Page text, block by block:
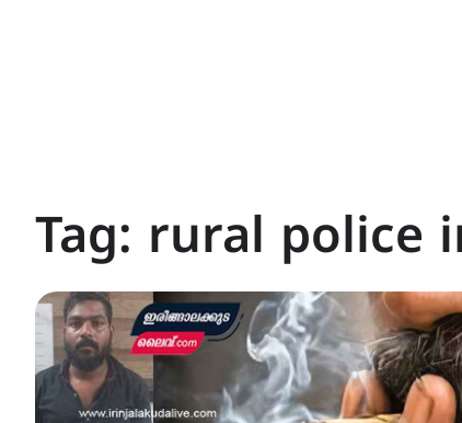
Tag: rural police